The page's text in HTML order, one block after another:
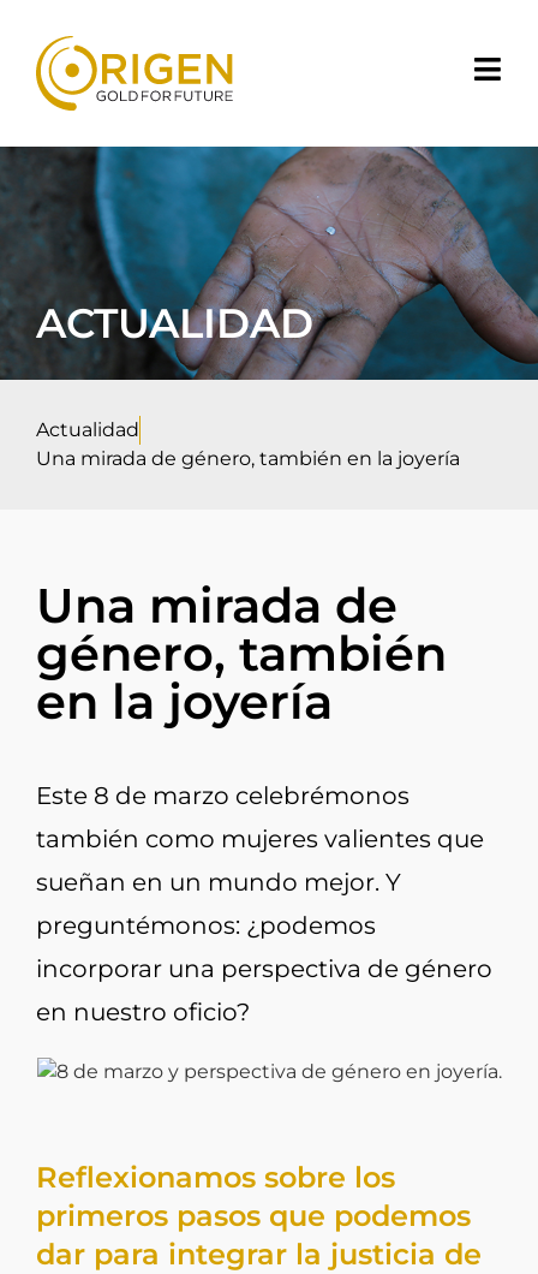
ACTUALIDAD
Actualidad
Una mirada de género, también en la joyería
Una mirada de
género, también
en la joyería
Este 8 de marzo celebrémonos
también como mujeres valientes que
sueñan en un mundo mejor. Y
preguntémonos: ¿podemos
incorporar una perspectiva de género
en nuestro oficio?
Reflexionamos sobre los
primeros pasos que podemos
dar para integrar la justicia de